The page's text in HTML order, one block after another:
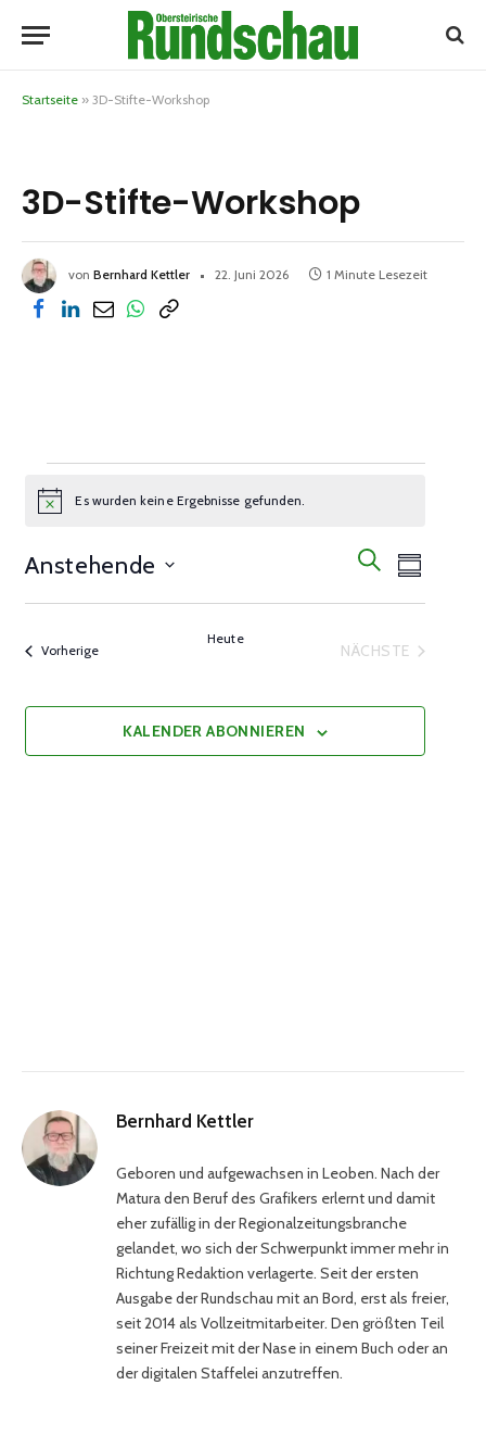
Startseite » 3D-Stifte-Workshop
3D-Stifte-Workshop
von Bernhard Kettler 22. Juni 2026 1 Minute Lesezeit
NoticeEs wurden keine Ergebnisse gefunden.
Suche
und
Navigation
SUCHE
Anstehende
Select
VorherigeVeranstaltungen
Heute
NÄCHSTE
KALENDER ABONNIEREN
Bernhard Kettler
Geboren und aufgewachsen in Leoben. Nach der
Matura den Beruf des Grafikers erlernt und damit
eher zufällig in der Regionalzeitungsbranche
gelandet, wo sich der Schwerpunkt immer mehr in
Richtung Redaktion verlagerte. Seit der ersten
Ausgabe der Rundschau mit an Bord, erst als freier,
seit 2014 als Vollzeitmitarbeiter. Den größten Teil
seiner Freizeit mit der Nase in einem Buch oder an
der digitalen Staffelei anzutreffen.